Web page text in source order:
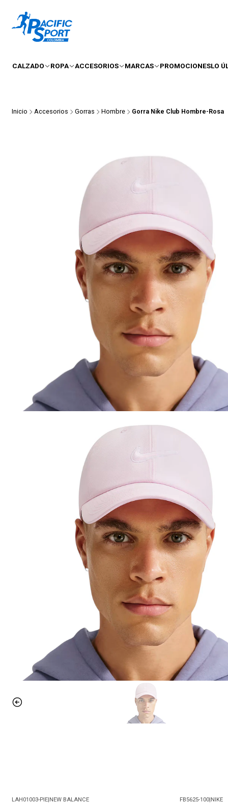
CALZADO ROPA ACCESORIOS MARCAS PROMOCIONESLO
Inicio Accesorios Gorras Hombre Gorra Nike Club Hombre-Rosa
LAH01003-PIE|NEW BALANCE FB5625-100|NIKE